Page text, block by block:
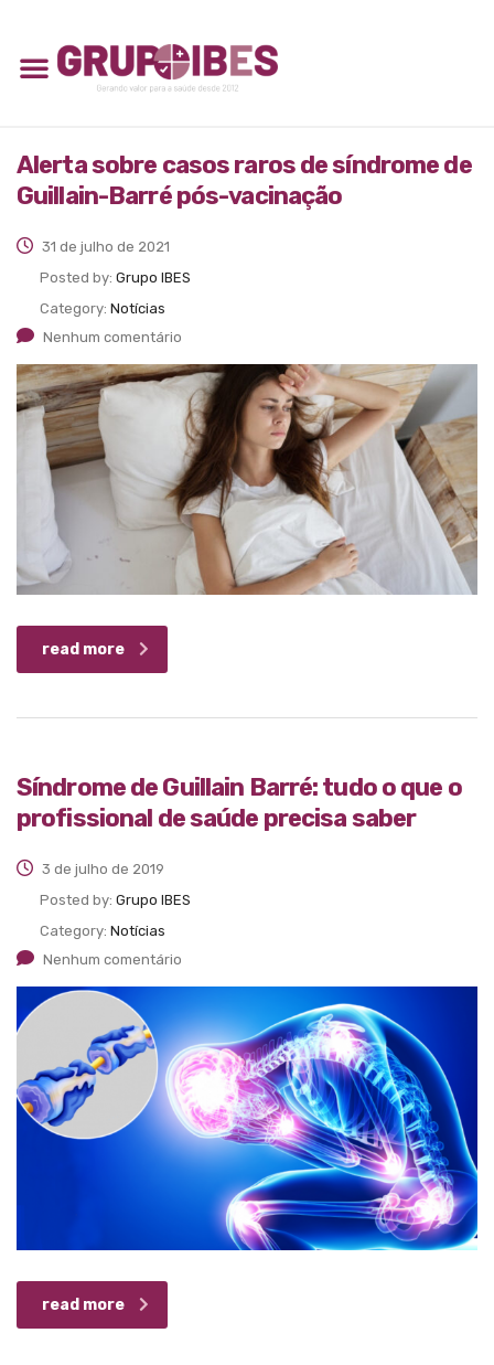
Alerta sobre casos raros de síndrome de
Guillain-Barré pós-vacinação
31 de julho de 2021
Posted by: Grupo IBES
Category: Notícias
Nenhum comentário
read more
Síndrome de Guillain Barré: tudo o que o
profissional de saúde precisa saber
3 de julho de 2019
Posted by: Grupo IBES
Category: Notícias
Nenhum comentário
read more